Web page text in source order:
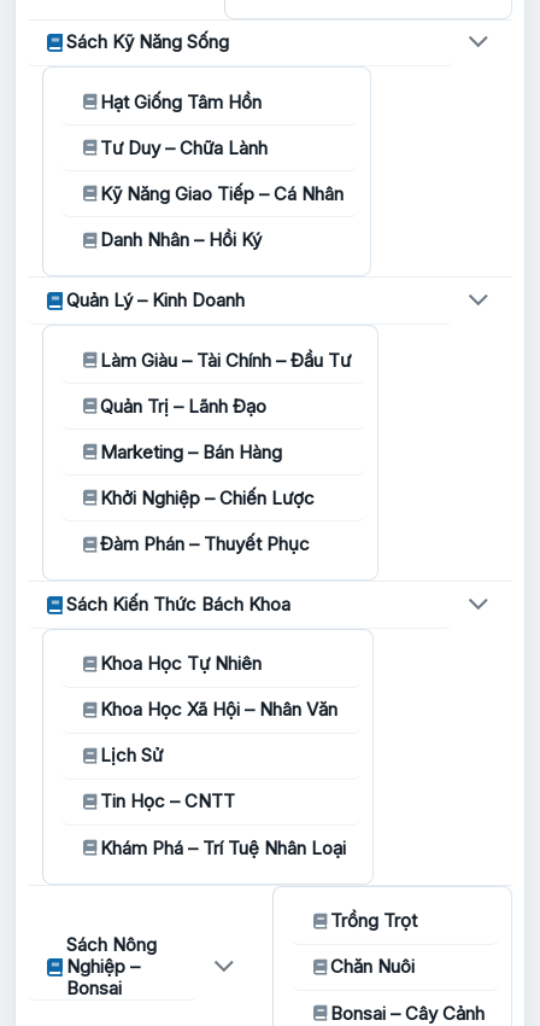
Sách Kỹ Năng Sống
Hạt Giống Tâm Hồn
Tư Duy – Chữa Lành
Kỹ Năng Giao Tiếp – Cá Nhân
Danh Nhân – Hồi Ký
Quản Lý – Kinh Doanh
Làm Giàu – Tài Chính – Đầu Tư
Quản Trị – Lãnh Đạo
Marketing – Bán Hàng
Khởi Nghiệp – Chiến Lược
Đàm Phán – Thuyết Phục
Sách Kiến Thức Bách Khoa
Khoa Học Tự Nhiên
Khoa Học Xã Hội – Nhân Văn
Lịch Sử
Tin Học – CNTT
Khám Phá – Trí Tuệ Nhân Loại
Sách Nông
Nghiệp –
Bonsai
Trồng Trọt
Chăn Nuôi
Bonsai – Cây Cảnh